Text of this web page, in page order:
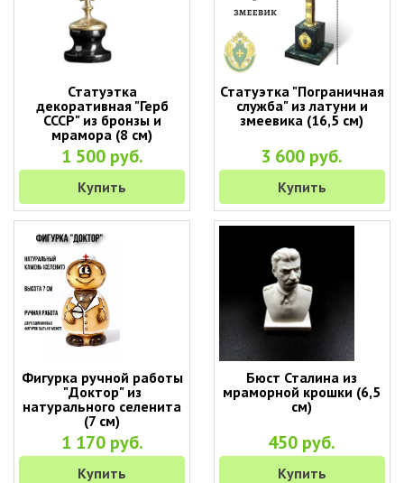
Статуэтка
декоративная "Герб
СССР" из бронзы и
мрамора (8 см)
1 500 руб.
Купить
Статуэтка "Пограничная
служба" из латуни и
змеевика (16,5 см)
3 600 руб.
Купить
Фигурка ручной работы
"Доктор" из
натурального селенита
(7 см)
1 170 руб.
Купить
Бюст Сталина из
мраморной крошки (6,5
см)
450 руб.
Купить